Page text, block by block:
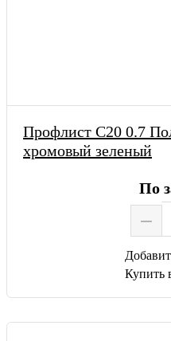
Профлист С20 0.7
хромовый зеленый
По
–
Купить